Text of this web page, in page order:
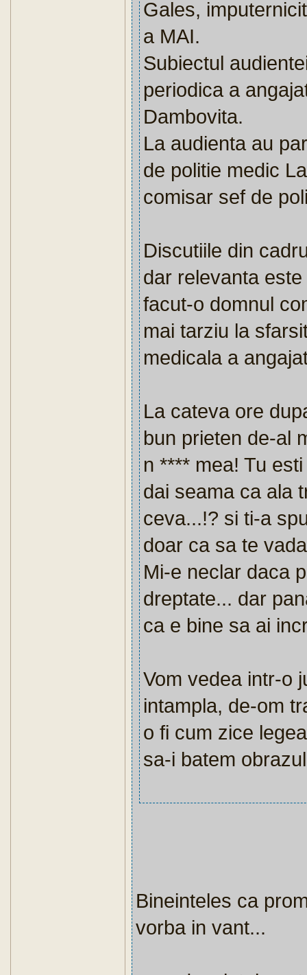
Gales,
a MAI.
Subiectul
periodica a
Dambovita.
La audienta au
de politie medic
comisar sef de
Discutiile din
dar relevanta
facut-o domnul
mai tarziu la
medicala a
La cateva ore
bun prieten de-al
n **** mea! Tu
dai seama ca ala
ceva...!? si ti-a
doar ca sa te
Mi-e neclar daca
dreptate... dar
ca e bine sa ai
Vom vedea intr-o
intampla, de-om
o fi cum zice
sa-i batem
Bineinteles ca
vorba in vant...